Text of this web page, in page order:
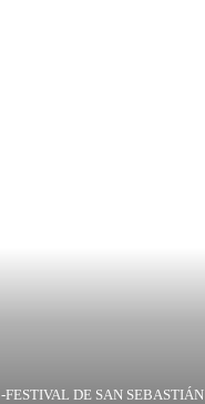
-FESTIVAL DE SAN SEBASTIÁN